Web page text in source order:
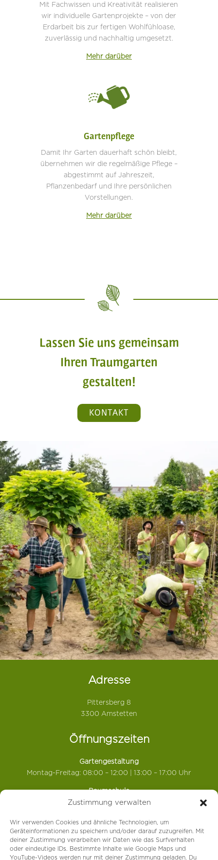
Zustimmung verwalten
Wir verwenden Cookies und ähnliche Technologien, um
Geräteinformationen zu speichern und/oder darauf zuzugreifen. Mit
deiner Zustimmung verarbeiten wir Daten wie das Surfverhalten
oder eindeutige IDs. Bestimmte Inhalte wie Google Maps und
YouTube-Videos werden nur mit deiner Zustimmung geladen. Du
Mit Fachwissen und Kreativität realisieren
wir individuelle Gartenprojekte – von der
Erdarbeit bis zur fertigen Wohlfühloase,
zuverlässig und nachhaltig umgesetzt.
Mehr darüber
Gartenpflege
Damit Ihr Garten dauerhaft schön bleibt,
übernehmen wir die regelmäßige Pflege –
abgestimmt auf Jahreszeit,
Pflanzenbedarf und Ihre persönlichen
Vorstellungen.
Mehr darüber
Lassen Sie uns gemeinsam
Ihren Traumgarten
gestalten!
KONTAKT
Adresse
Pittersberg 8
3300 Amstetten
Öffnungszeiten
Gartengestaltung
Montag-Freitag: 08:00 – 12:00 | 13:00 – 17:00 Uhr
Baumschule
Juni: Montag-Freitag: 08:00 – 12:00 Uhr
Kontakt